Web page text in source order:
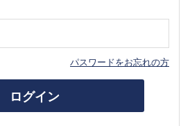
パスワードをお忘れの方
ログイン